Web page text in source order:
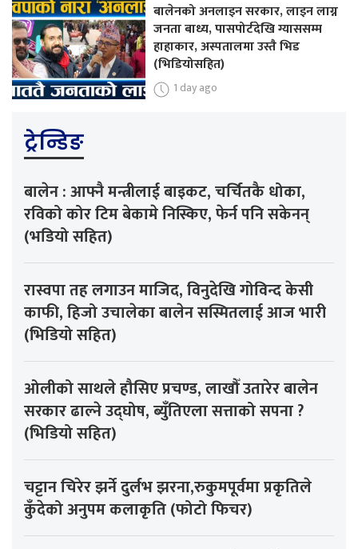
बालेनको अनलाइन सरकार, लाइन लाग्न
जनता बाध्य, पासपोर्टदेखि ग्याससम्म
हाहाकार, अस्पतालमा उस्तै भिड
(भिडियोसहित)
1 day ago
ट्रेन्डिङ
बालेन : आफ्नै मन्त्रीलाई बाइकट, चर्चितकै धोका,
रविको कोर टिम बेकामे निस्किए, फेर्न पनि सकेनन्
(भडियो सहित)
रास्वपा तह लगाउन माजिद, विनुदेखि गोविन्द केसी
काफी, हिजो उचालेका बालेन सस्मितलाई आज भारी
(भिडियो सहित)
ओलीको साथले हौसिए प्रचण्ड, लाखौँ उतारेर बालेन
सरकार ढाल्ने उद्घोष, ब्युँतिएला सत्ताको सपना ?
(भिडियो सहित)
चट्टान चिरेर झर्ने दुर्लभ झरना,रुकुमपूर्वमा प्रकृतिले
कुँदेको अनुपम कलाकृति (फोटो फिचर)